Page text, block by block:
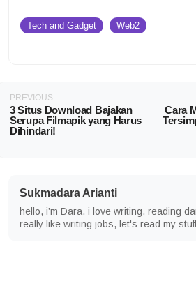
Tech and Gadget Web2
PREVIOUS
3 Situs Download Bajakan
Serupa Filmapik yang Harus
Dihindari!
Cara
Sukmadara Arianti
hello, i’m Dara. i love writing, reading
really like writing jobs, let's read my